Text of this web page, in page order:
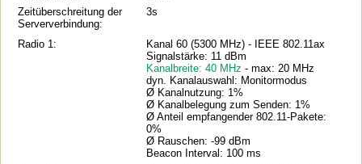
Zeitüberschreitung der
Serververbindung:
3s
Radio 1:
Kanal 60 (5300 MHz) - IEEE 802.11ax
Signalstärke: 11 dBm
Kanalbreite: 40 MHz- max: 20 MHz
dyn. Kanalauswahl: Monitormodus
Ø Kanalnutzung: 1%
Ø Kanalbelegung zum Senden: 1%
Ø Anteil empfangender 802.11-Pakete:
0%
Ø Rauschen: -99 dBm
Beacon Interval: 100 ms